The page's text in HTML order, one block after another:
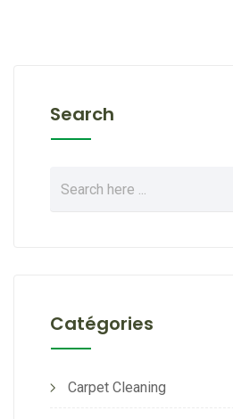
Search
Catégories
Carpet Cleaning